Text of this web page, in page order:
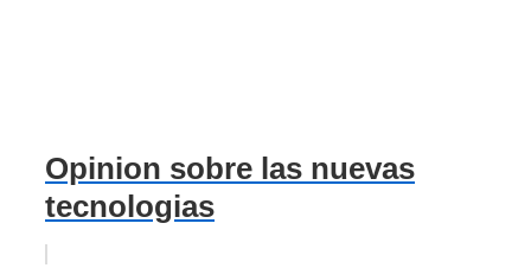
Opinion sobre las nuevas
tecnologias